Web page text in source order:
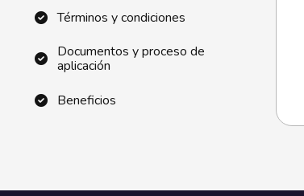
Términos y condiciones
Documentos y proceso de
aplicación
Beneficios